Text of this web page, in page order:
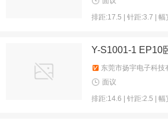
排距:17.5 | 针距:3.7 | 幅
Y-S1001-1 EP10
东莞市扬宇电子科技
面议
排距:14.6 | 针距:2.5 | 幅